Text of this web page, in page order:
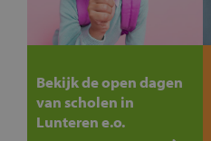
Bekijk de open dagen
van scholen in
Lunteren e.o.